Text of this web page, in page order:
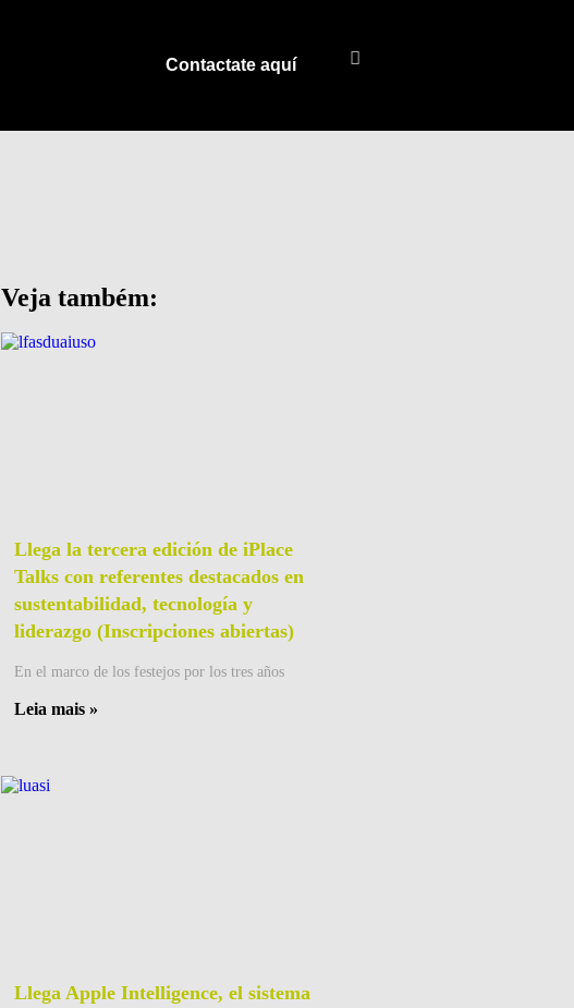
Contactate aquí
Veja também:
Llega la tercera edición de iPlace
Talks con referentes destacados en
sustentabilidad, tecnología y
liderazgo (Inscripciones abiertas)
En el marco de los festejos por los tres años
Leia mais »
Llega Apple Intelligence, el sistema